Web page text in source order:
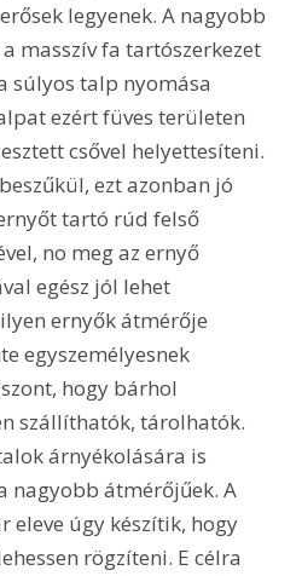
legyenek. A nagyobb
masszív fa tartószerkezet
súlyos talp nyomása
ezért füves területen
csővel helyettesíteni.
ezt azonban jó
tartó rúd felső
no meg az ernyő
egész jól lehet
ernyők átmérője
egyszemélyesnek
hogy bárhol
szállíthatók, tárolhatók.
árnyékolására is
nagyobb átmérőjűek. A
eleve úgy készítik, hogy
rögzíteni. E célra